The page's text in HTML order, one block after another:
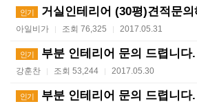
인기 거실인테리어 (30평)견적문의
아일비가 | 조회 76,325 | 2017.05.31
인기 부분 인테리어 문의 드렵니다.
강훈찬 | 조회 53,244 | 2017.05.30
인기 부분 인테리어 문의 드렵니다.